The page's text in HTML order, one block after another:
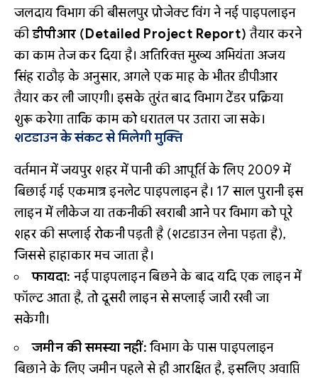
जलदाय विभाग की बीसलपुर प्रोजेक्ट विंग ने नई पाइपलाइन
कीडीपीआर (Detailed Project Report) तैयार करने
का काम तेज कर दिया है। अतिरिक्त मुख्य अभियंता अजय
सिंह राठौड़ के अनुसार, अगले एक माह के भीतर डीपीआर
तैयार कर ली जाएगी। इसके तुरंत बाद विभाग टेंडर प्रक्रिया
शुरू करेगा ताकि काम को धरातल पर उतारा जा सके।
शटडाउन के संकट से मिलेगी मुक्ति
वर्तमान में जयपुर शहर में पानी की आपूर्ति के लिए 2009 में
बिछाई गई एकमात्र इनलेट पाइपलाइन है। 17 साल पुरानी इस
लाइन में लीकेज या तकनीकी खराबी आने पर विभाग को पूरे
शहर की सप्लाई रोकनी पड़ती है (शटडाउन लेना पड़ता है),
जिससे हाहाकार मच जाता है।
फायदा: नई पाइपलाइन बिछने के बाद यदि एक लाइन में
फॉल्ट आता है, तो दूसरी लाइन से सप्लाई जारी रखी जा
सकेगी।
जमीन की समस्या नहीं: विभाग के पास पाइपलाइन
बिछाने के लिए जमीन पहले से ही आरक्षित है, इसलिए अवाप्ति